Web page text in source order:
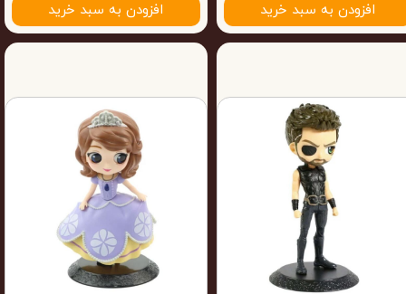
افزودن به سبد خرید
افزودن به سبد خرید